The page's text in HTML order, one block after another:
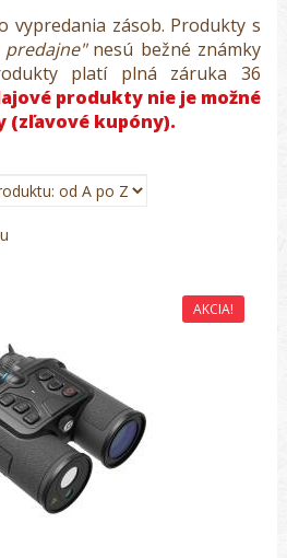
vypredania zásob. Produkty s
predajne"nesú bežné známky
platí plná záruka 36
produkty nie je možné
(zľavové kupóny).
AKCIA!